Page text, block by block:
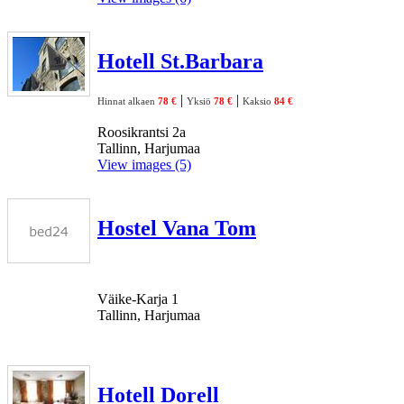
Hotell St.Barbara
Hinnat alkaen 78 € | Yksiö 78 € | Kaksio 84 €
Roosikrantsi 2a
Tallinn, Harjumaa
View images (5)
Hostel Vana Tom
Väike-Karja 1
Tallinn, Harjumaa
Hotell Dorell